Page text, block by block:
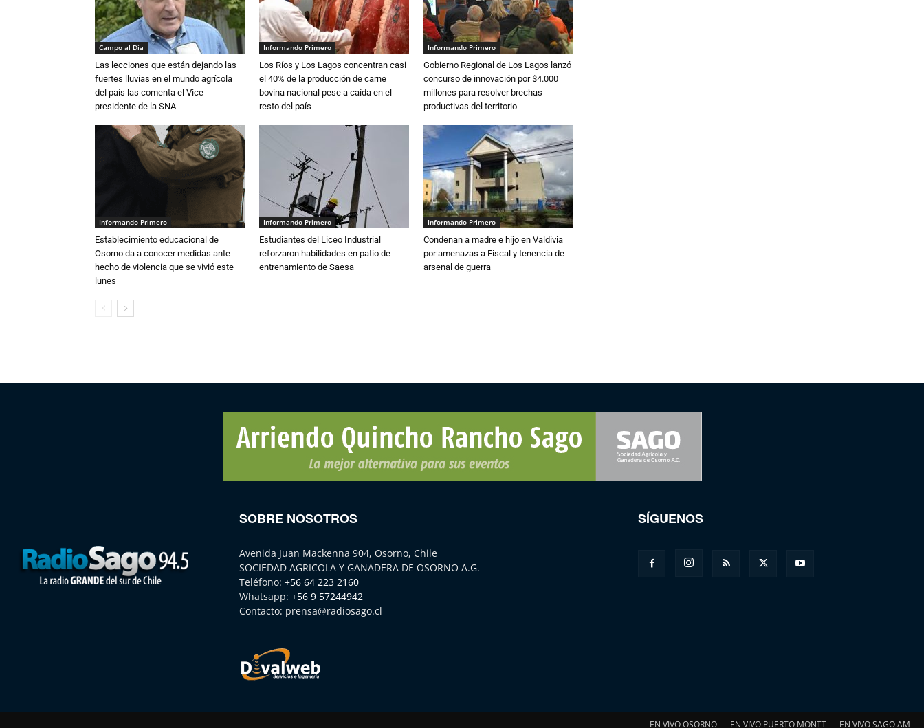
Campo al Día
Las lecciones que están dejando las
fuertes lluvias en el mundo agrícola
del país las comenta el Vice-
presidente de la SNA
Informando Primero
Los Ríos y Los Lagos concentran casi
el 40% de la producción de carne
bovina nacional pese a caída en el
resto del país
Informando Primero
Gobierno Regional de Los Lagos lanzó
concurso de innovación por $4.000
millones para resolver brechas
productivas del territorio
Informando Primero
Establecimiento educacional de
Osorno da a conocer medidas ante
hecho de violencia que se vivió este
lunes
Informando Primero
Estudiantes del Liceo Industrial
reforzaron habilidades en patio de
entrenamiento de Saesa
Informando Primero
Condenan a madre e hijo en Valdivia
por amenazas a Fiscal y tenencia de
arsenal de guerra
SOBRE NOSOTROS
Avenida Juan Mackenna 904, Osorno, Chile
SOCIEDAD AGRICOLA Y GANADERA DE OSORNO A.G.
Teléfono: +56 64 223 2160
Whatsapp: +56 9 57244942
Contacto: prensa@radiosago.cl
SÍGUENOS
EN VIVO OSORNO EN VIVO PUERTO MONTT EN VIVO SAGO AM